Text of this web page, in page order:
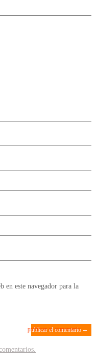
en este navegador para la